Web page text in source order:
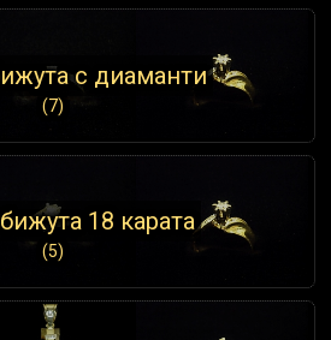
с диаманти
(7)
18 карата
(5)